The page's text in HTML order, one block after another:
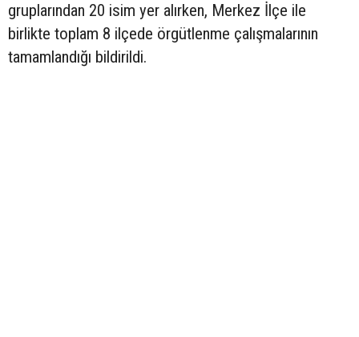
gruplarından 20 isim yer alırken, Merkez İlçe ile
birlikte toplam 8 ilçede örgütlenme çalışmalarının
tamamlandığı bildirildi.